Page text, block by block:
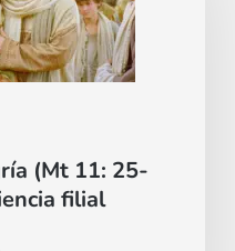
(Mt 11: 25-
filial